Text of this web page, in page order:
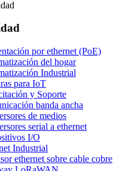
por ethernet (PoE)
del hogar
Industrial
para IoT
y Soporte
banda ancha
de medios
serial a ethernet
I/O
Industrial
ethernet sobre cable cobre